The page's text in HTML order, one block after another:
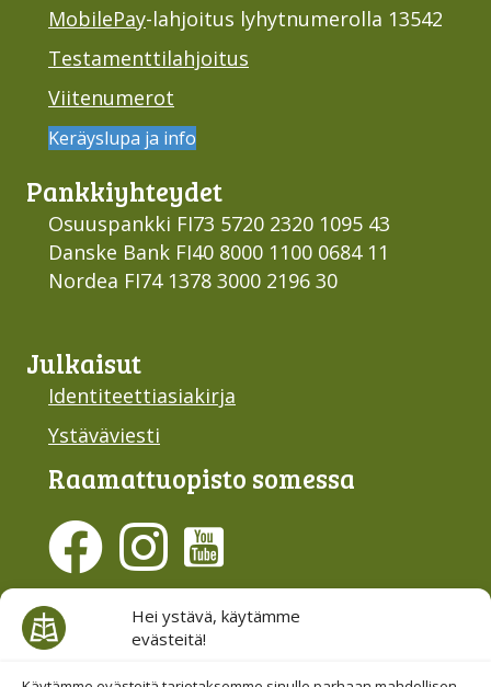
Hei ystävä, käytämme
evästeitä!
MobilePay-lahjoitus lyhytnumerolla 13542
Testamenttilahjoitus
Viitenumerot
Keräyslupa ja info
Pankki­yhteydet
Osuuspankki FI73 5720 2320 1095 43
Danske Bank FI40 8000 1100 0684 11
Nordea FI74 1378 3000 2196 30
Julkaisut
Identiteettiasiakirja
Ystäväviesti
Raamattu­opisto somessa
Evästesuostumus
Hallinnoi evästeitä